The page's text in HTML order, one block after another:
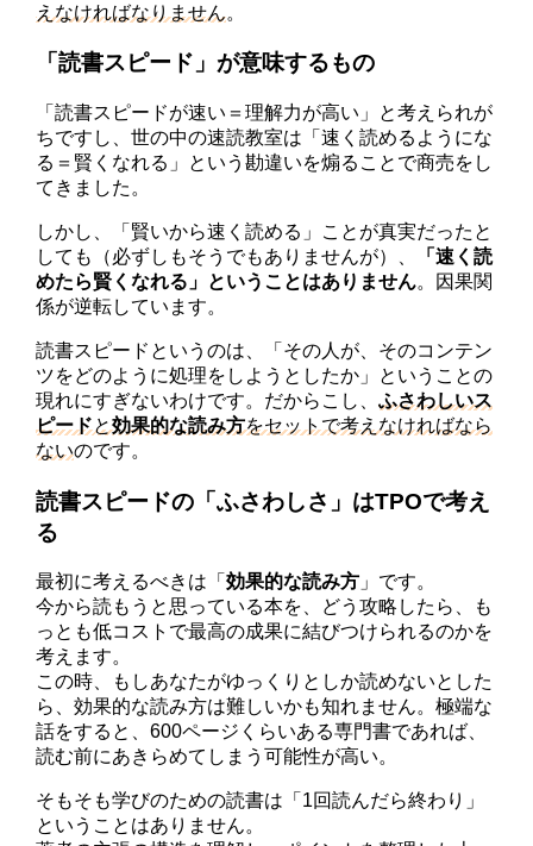
えなければなりません。
「読書スピード」が意味するもの
「読書スピードが速い＝理解力が高い」と考えられが
ちですし、世の中の速読教室は「速く読めるようにな
る＝賢くなれる」という勘違いを煽ることで商売をし
てきました。
しかし、「賢いから速く読める」ことが真実だったと
しても（必ずしもそうでもありませんが）、
「速く読
めたら賢くなれる」ということはありません。因果関
係が逆転しています。
読書スピードというのは、「その人が、そのコンテン
ツをどのように処理をしようとしたか」ということの
現れにすぎないわけです。だからこし、ふさわしいス
ピードと効果的な読み方をセットで考えなければなら
ないのです。
読書スピードの「ふさわしさ」はTPOで考え
る
最初に考えるべきは「効果的な読み方 」です。
今から読もうと思っている本を、どう攻略したら、も
っとも低コストで最高の成果に結びつけられるのかを
考えます。
この時、もしあなたがゆっくりとしか読めないとした
ら、効果的な読み方は難しいかも知れません。極端な
話をすると、600ページくらいある専門書であれば、
読む前にあきらめてしまう可能性が高い。
そもそも学びのための読書は「1回読んだら終わり」
ということはありません。